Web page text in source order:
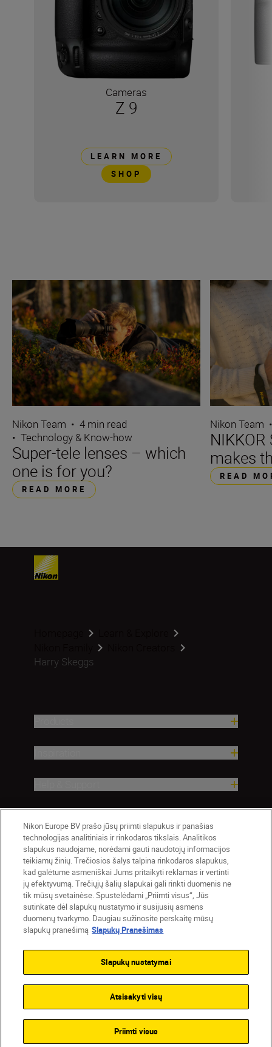
Cameras
Z 9
LEARN MORE
SHOP
Nikon Team • 4 min read
• Technology & Know-how
Super-tele lenses – which
one is for you?
READ MORE
Nikon Team
makes
READ
Harry Skeggs
Lietuva Nikon Sites
Contact Us Privacy Notice
Terms of Use
Cookie Settings
Nikon Europe BV prašo jūsų priimti slapukus ir panašias
technologijas analitiniais ir rinkodaros tikslais. Analitikos
slapukus naudojame, norėdami gauti naudotojų informacijos
teikiamų žinių. Trečiosios šalys talpina rinkodaros slapukus,
kad galėtume asmeniškai Jums pritaikyti reklamas ir vertinti
jų efektyvumą. Trečiųjų šalių slapukai gali rinkti duomenis ne
tik mūsų svetainėse. Spustelėdami „Priimti visus“, Jūs
sutinkate dėl slapukų nustatymo ir susijusių asmens
duomenų tvarkymo. Daugiau sužinosite perskaitę mūsų
slapukų pranešimą Slapukų Pranešimas
Slapukų nustatymai
Atsisakyti visų
Priimti visus